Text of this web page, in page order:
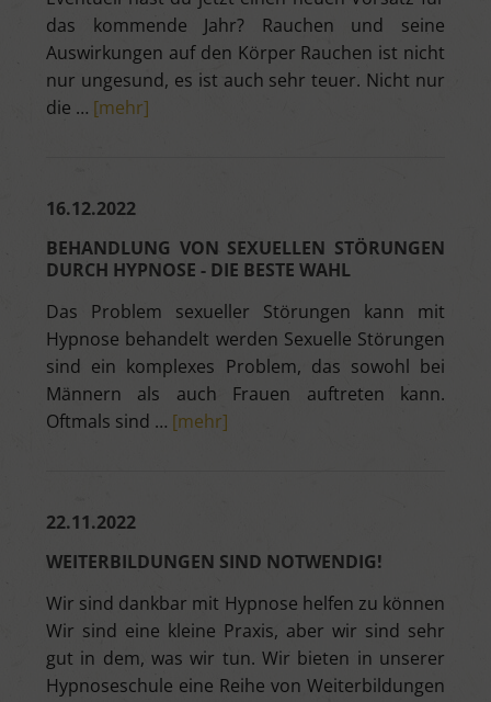
das kommende Jahr? Rauchen und seine
Auswirkungen auf den Körper Rauchen ist nicht
nur ungesund, es ist auch sehr teuer. Nicht nur
die … [mehr]
16.12.2022
BEHANDLUNG VON SEXUELLEN STÖRUNGEN
DURCH HYPNOSE - DIE BESTE WAHL
Das Problem sexueller Störungen kann mit
Hypnose behandelt werden Sexuelle Störungen
sind ein komplexes Problem, das sowohl bei
Männern als auch Frauen auftreten kann.
Oftmals sind … [mehr]
22.11.2022
WEITERBILDUNGEN SIND NOTWENDIG!
Wir sind dankbar mit Hypnose helfen zu können
Wir sind eine kleine Praxis, aber wir sind sehr
gut in dem, was wir tun. Wir bieten in unserer
Hypnoseschule eine Reihe von Weiterbildungen